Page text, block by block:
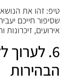
טיפ: זהו את
שסיפור חייכם
אירועים,
6.
הבהירות